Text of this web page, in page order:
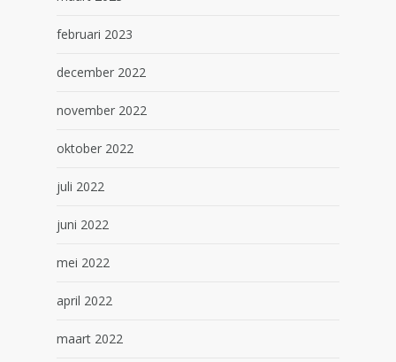
februari 2023
december 2022
november 2022
oktober 2022
juli 2022
juni 2022
mei 2022
april 2022
maart 2022